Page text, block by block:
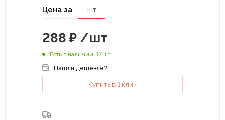
Цена за шт
288 ₽ /шт
Есть в наличии: 17 шт
Нашли дешевле?
Купить в 1 клик